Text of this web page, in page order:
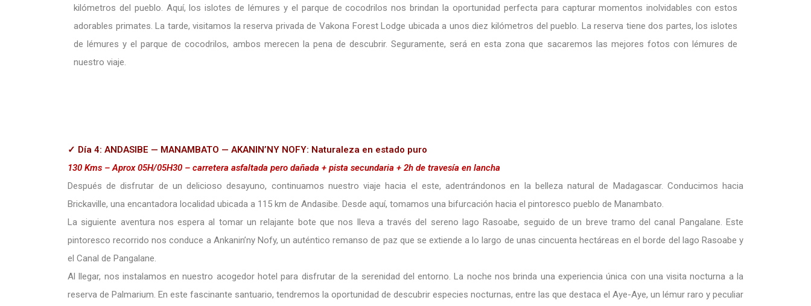
kilómetros del pueblo. Aquí, los islotes de lémures y el parque de cocodrilos nos brindan la oportunidad perfecta para capturar momentos inolvidables con estos
adorables primates. La tarde, visitamos la reserva privada de Vakona Forest Lodge ubicada a unos diez kilómetros del pueblo. La reserva tiene dos partes, los islotes
de lémures y el parque de cocodrilos, ambos merecen la pena de descubrir. Seguramente, será en esta zona que sacaremos las mejores fotos con lémures de
nuestro viaje.
✓ Día 4: ANDASIBE — MANAMBATO — AKANIN’NY NOFY: Naturaleza en estado puro
130 Kms – Aprox 05H/05H30 – carretera asfaltada pero dañada + pista secundaria + 2h de travesía en lancha
Después de disfrutar de un delicioso desayuno, continuamos nuestro viaje hacia el este, adentrándonos en la belleza natural de Madagascar. Conducimos hacia
Brickaville, una encantadora localidad ubicada a 115 km de Andasibe. Desde aquí, tomamos una bifurcación hacia el pintoresco pueblo de Manambato.
La siguiente aventura nos espera al tomar un relajante bote que nos lleva a través del sereno lago Rasoabe, seguido de un breve tramo del canal Pangalane. Este
pintoresco recorrido nos conduce a Ankanin’ny Nofy, un auténtico remanso de paz que se extiende a lo largo de unas cincuenta hectáreas en el borde del lago Rasoabe y
el Canal de Pangalane.
Al llegar, nos instalamos en nuestro acogedor hotel para disfrutar de la serenidad del entorno. La noche nos brinda una experiencia única con una visita nocturna a la
reserva de Palmarium. En este fascinante santuario, tendremos la oportunidad de descubrir especies nocturnas, entre las que destaca el Aye-Aye, un lémur raro y peculiar